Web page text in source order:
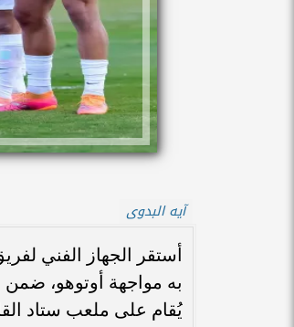
آيه البدوى
أستقر الجهاز الفني
يُقام على ملعب ستاد